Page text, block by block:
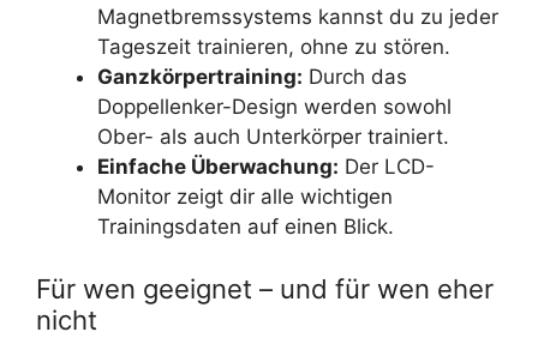
Magnetbremssystems kannst du zu jeder
Tageszeit trainieren, ohne zu stören.
Ganzkörpertraining: Durch das
Doppellenker-Design werden sowohl
Ober- als auch Unterkörper trainiert.
Einfache Überwachung: Der LCD-
Monitor zeigt dir alle wichtigen
Trainingsdaten auf einen Blick.
Für wen geeignet – und für wen eher
nicht